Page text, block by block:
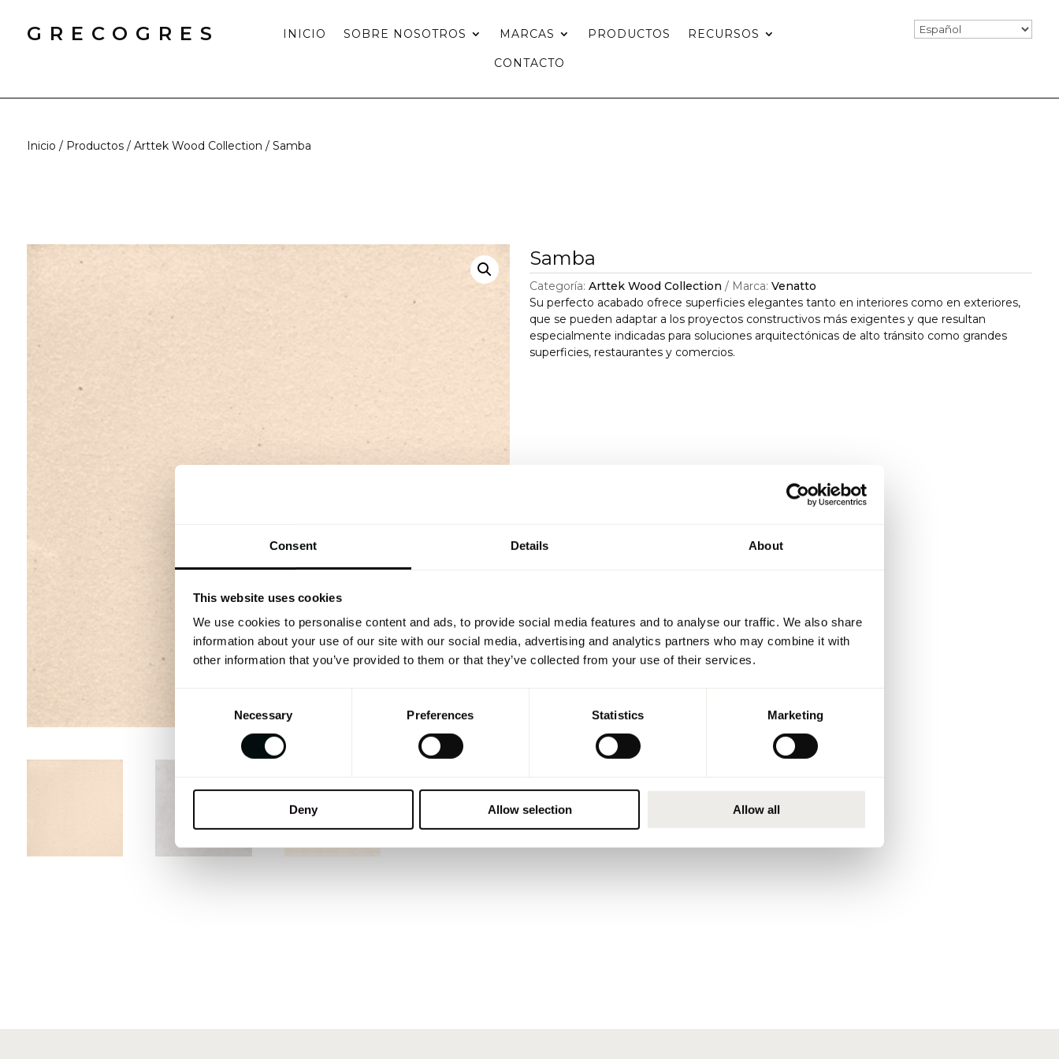
Consent Details About
This website uses cookies
We use cookies to personalise content and ads, to provide social media features and to analyse our traffic. We also share
information about your use of our site with our social media, advertising and analytics partners who may combine it with
other information that you’ve provided to them or that they’ve collected from your use of their services.
Necessary Preferences Statistics Marketing
Deny Allow selection Allow all
GRECOGRES INICIO SOBRE NOSOTROS MARCAS PRODUCTOS RECURSOS
CONTACTO
Inicio / Productos/ Arttek Wood Collection / Samba
Samba
Categoría: Arttek Wood Collection Marca: Venatto
Su perfecto acabado ofrece superficies elegantes tanto en interiores como en exteriores,
que se pueden adaptar a los proyectos constructivos más exigentes y que resultan
especialmente indicadas para soluciones arquitectónicas de alto tránsito como grandes
superficies, restaurantes y comercios.